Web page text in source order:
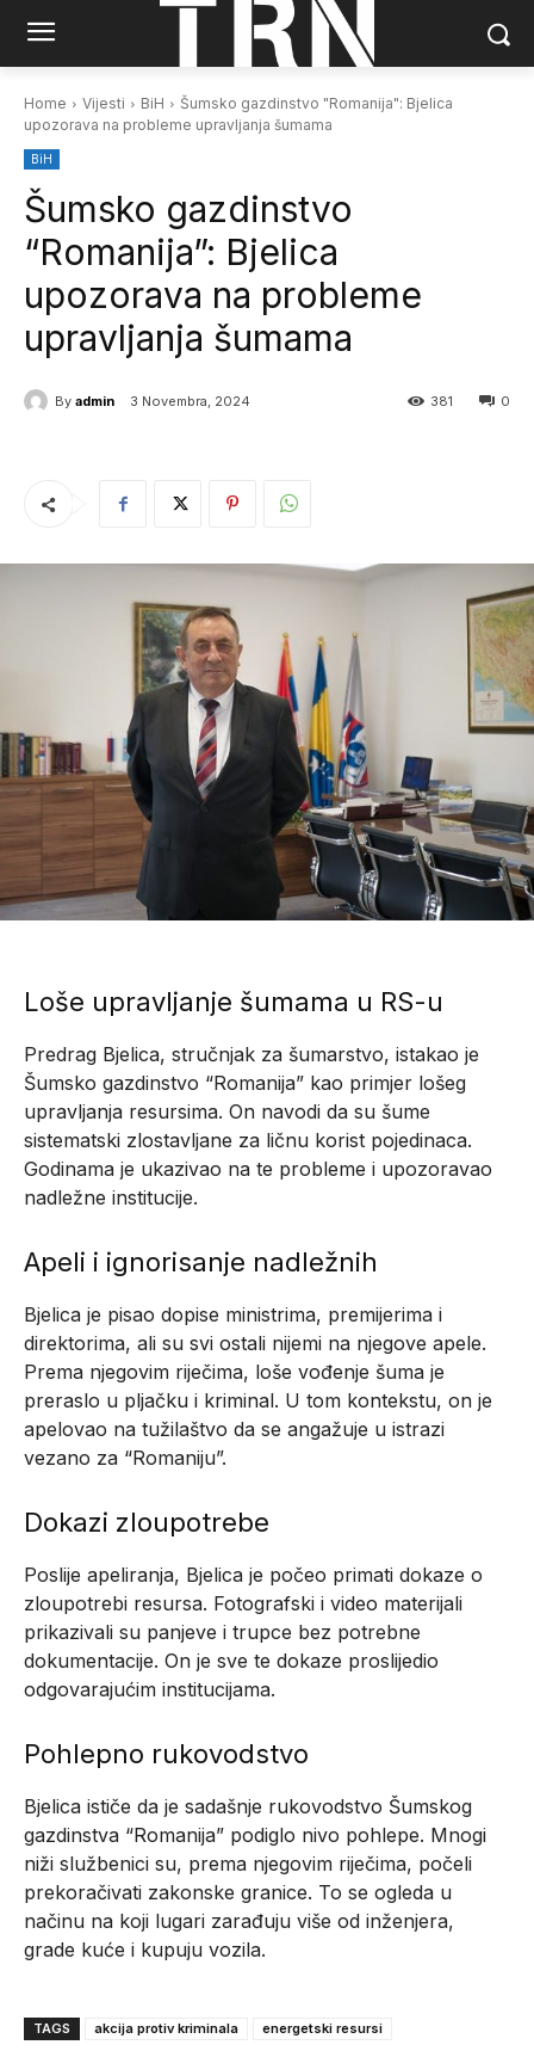
Home Vijesti BiH
Šumsko gazdinstvo "Romanija": Bjelica
upozorava na probleme upravljanja šumama
BiH
Šumsko gazdinstvo
“Romanija”: Bjelica
upozorava na probleme
upravljanja šumama
By admin 3 Novembra, 2024 0
381
Loše upravljanje šumama u RS-u
Predrag Bjelica, stručnjak za šumarstvo, istakao je
Šumsko gazdinstvo “Romanija” kao primjer lošeg
upravljanja resursima. On navodi da su šume
sistematski zlostavljane za ličnu korist pojedinaca.
Godinama je ukazivao na te probleme i upozoravao
nadležne institucije.
Apeli i ignorisanje nadležnih
Bjelica je pisao dopise ministrima, premijerima i
direktorima, ali su svi ostali nijemi na njegove apele.
Prema njegovim riječima, loše vođenje šuma je
preraslo u pljačku i kriminal. U tom kontekstu, on je
apelovao na tužilaštvo da se angažuje u istrazi
vezano za “Romaniju”.
Dokazi zloupotrebe
Poslije apeliranja, Bjelica je počeo primati dokaze o
zloupotrebi resursa. Fotografski i video materijali
prikazivali su panjeve i trupce bez potrebne
dokumentacije. On je sve te dokaze proslijedio
odgovarajućim institucijama.
Pohlepno rukovodstvo
Bjelica ističe da je sadašnje rukovodstvo Šumskog
gazdinstva “Romanija” podiglo nivo pohlepe. Mnogi
niži službenici su, prema njegovim riječima, počeli
prekoračivati zakonske granice. To se ogleda u
načinu na koji lugari zarađuju više od inženjera,
grade kuće i kupuju vozila.
TAGS akcija protiv kriminala
energetski resursi